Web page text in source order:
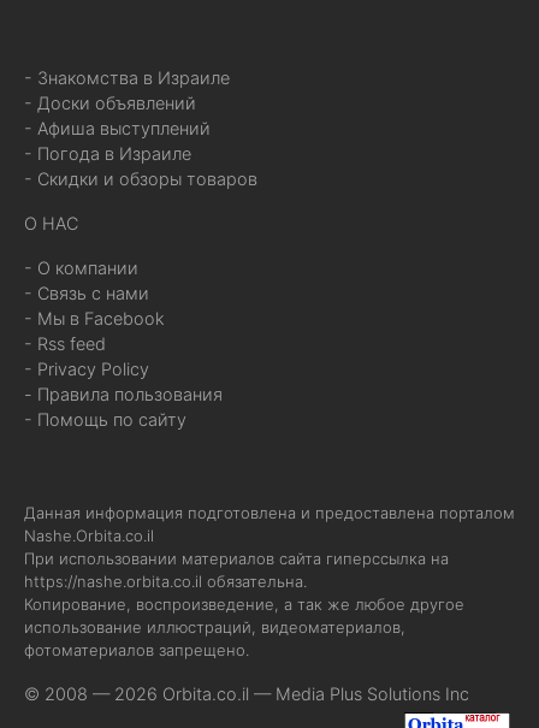
- Знакомства в Израиле
- Доски объявлений
- Афиша выступлений
- Погода в Израиле
- Скидки и обзоры товаров
О НАС
- О компании
- Связь с нами
- Мы в Facebook
- Rss feed
- Privacy Policy
- Правила пользования
- Помощь по сайту
Данная информация подготовлена и предоставлена порталом
Nashe.Orbita.co.il
При использовании материалов сайта гиперссылка на
https://nashe.orbita.co.il обязательна.
Копирование, воспроизведение, а так же любое другое
использование иллюстраций, видеоматериалов,
фотоматериалов запрещено.
© 2008 — 2026 Orbita.co.il — Media Plus Solutions Inc